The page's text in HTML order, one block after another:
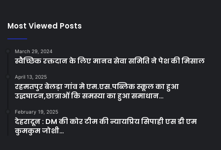
Most Viewed Posts
March 29, 2024
स्वैच्छिक रक्तदान के लिए मानव सेवा समिति ने पेश की मिसाल
April 13, 2025
रहमतपुर बेलड़ा गांव मे एम.एस.पब्लिक स्कूल का हुआ
उद्धघाटन,छात्राओं कि समस्या का हुआ समाधान…
February 19, 2025
देहरादून : DM की कोर टीम की न्यायप्रिय सिपाही एस डी एम
कुमकुम जोशी…